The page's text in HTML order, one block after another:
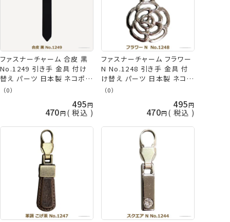
ファスナーチャーム 合皮 黒
No.1249 引き手 金具 付け
替え パーツ 日本製 ネコポス
可 ミササ 手芸の山久
（0）
495
470 税込
ファスナーチャーム フラワー
N No.1248 引き手 金具 付
け替え パーツ 日本製 ネコポ
ス可 ミササ 手芸の山久
（0）
495
470 税込